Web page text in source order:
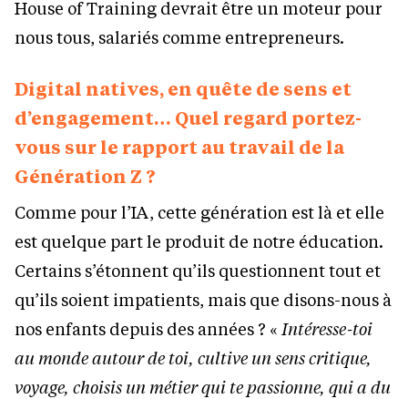
House of Training devrait être un moteur pour
nous tous, salariés comme entrepreneurs.
Digital natives, en quête de sens et
d’engagement… Quel regard portez-
vous sur le rapport au travail de la
Génération Z ?
Comme pour l’IA, cette génération est là et elle
est quelque part le produit de notre éducation.
Certains s’étonnent qu’ils questionnent tout et
qu’ils soient impatients, mais que disons-nous à
nos enfants depuis des années ? «Intéresse-toi
au monde autour de toi, cultive un sens critique,
voyage, choisis un métier qui te passionne, qui a du